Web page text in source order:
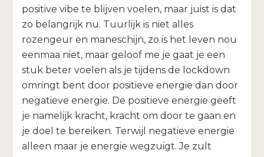
positive vibe te blijven voelen, maar juist is dat
zo belangrijk nu. Tuurlijk is niet alles
rozengeur en maneschijn, zo is het leven nou
eenmaa niet, maar geloof me je gaat je een
stuk beter voelen als je tijdens de lockdown
omringt bent door positieve energie dan door
negatieve energie. De positieve energie geeft
je namelijk kracht, kracht om door te gaan en
je doel te bereiken. Terwijl negatieve energie
alleen maar je energie wegzuigt. Je zult